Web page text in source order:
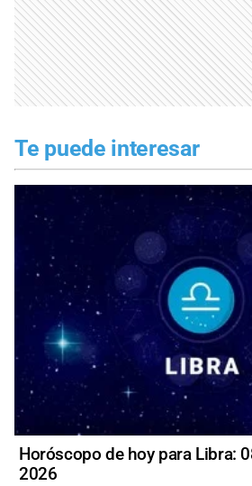
Te puede interesar
Horóscopo de hoy para Libra:
2026